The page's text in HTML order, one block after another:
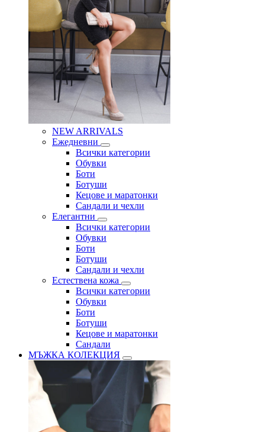
NEW ARRIVALS
Ежедневни
Всички категории
Обувки
Боти
Ботуши
Кецове и маратонки
Сандали и чехли
Елегантни
Всички категории
Обувки
Боти
Ботуши
Сандали и чехли
Естествена кожа
Всички категории
Обувки
Боти
Ботуши
Кецове и маратонки
Сандали
МЪЖКА КОЛЕКЦИЯ